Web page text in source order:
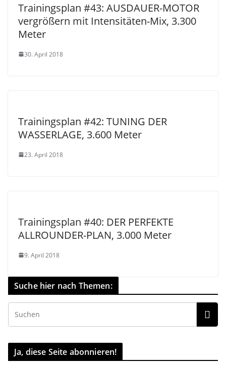
Trainingsplan #43: AUSDAUER-MOTOR
vergrößern mit Intensitäten-Mix, 3.300
Meter
30. April 2018
Trainingsplan #42: TUNING DER
WASSERLAGE, 3.600 Meter
23. April 2018
Trainingsplan #40: DER PERFEKTE
ALLROUNDER-PLAN, 3.000 Meter
9. April 2018
Suche hier nach Themen:
Ja, diese Seite abonnieren!